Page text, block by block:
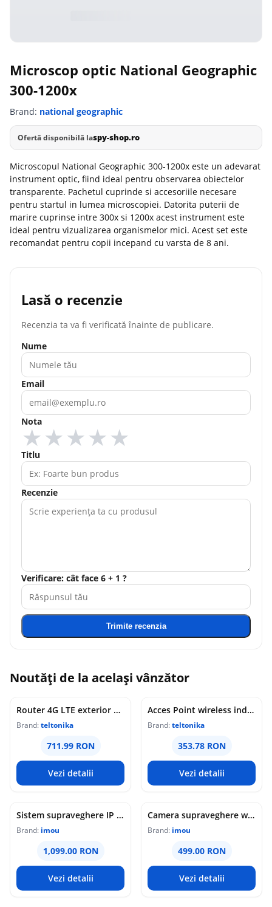
Microscop optic National Geographic
300-1200x
Brand: national geographic
Ofertă disponibilă laspy-shop.ro
Microscopul National Geographic 300-1200x este un adevarat
instrument optic, fiind ideal pentru observarea obiectelor
transparente. Pachetul cuprinde si accesoriile necesare
pentru startul in lumea microscopiei. Datorita puterii de
marire cuprinse intre 300x si 1200x acest instrument este
ideal pentru vizualizarea organismelor mici. Acest set este
recomandat pentru copii incepand cu varsta de 8 ani.
Lasă o recenzie
Recenzia ta va fi verificată înainte de publicare.
Nume
Email
Nota
★
★
★
★
★
Titlu
Recenzie
Verificare: cât face 6 + 1 ?
Trimite recenzia
Noutăți de la același vânzător
Router 4G LTE exterior Teltonika OTD144, WiFi, Cat 4, 150 Mbps, 2x porturi Ethernet, dual SIM, PoE, management de la distanta
Brand:teltonika
711.99 RON
Vezi detalii
Acces Point wireless industrial Teltonika DAP145, RS485, WiFi 4, Mesh, STA, 1x antena RP-SMA, 2x LAN 10/100 Mbps, PoE pasiv, sina DIN
Brand:teltonika
353.78 RON
Vezi detalii
Sistem supraveghere IP WiFi 6 cu panou solar Imou Full Color AOV AIR 2, 2 camere, 5MP, slot card, microfon/difuzor, IR/lumina alba 15m, 5000mAh, detectie om/vehicul, sirena
Brand: imou
1,099.00 RON
Vezi detalii
Camera supraveghere wireless IP PT Imou Titan Pro 4G LTE Active Deterrence IPC-U7LP-6T0T, 6 MP, 3.6 mm, IR 30 m, microfon si difuzor, slot card, night vision color, auto-tracking, detectie miscare, alarma, PoE
Brand: imou
499.00 RON
Vezi detalii